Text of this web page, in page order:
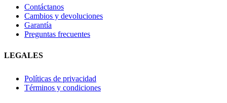
Contáctanos
Cambios y devoluciones
Garantía
Preguntas frecuentes
LEGALES
Políticas de privacidad
Términos y condiciones